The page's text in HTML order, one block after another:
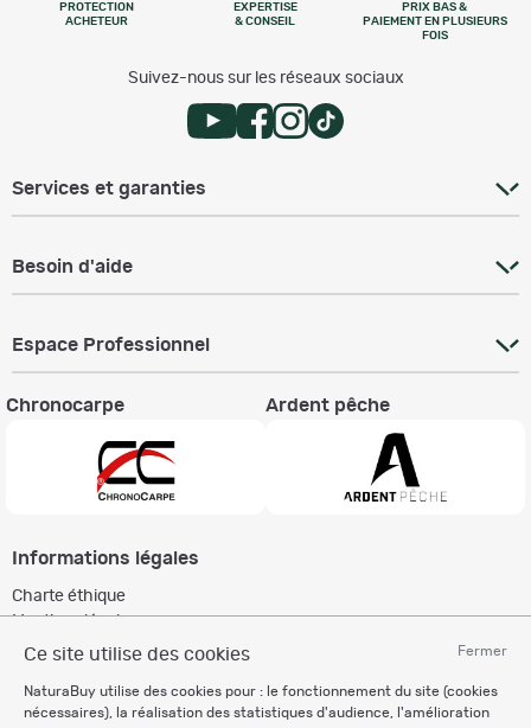
Fermer
Ce site utilise des cookies
NaturaBuy utilise des cookies pour : le fonctionnement du site (cookies
nécessaires), la réalisation des statistiques d'audience, l'amélioration
PROTECTION
ACHETEUR
EXPERTISE
& CONSEIL
PRIX BAS &
PAIEMENT EN PLUSIEURS
FOIS
Suivez-nous sur les réseaux sociaux
Services et garanties
Besoin d'aide
Espace Professionnel
Chronocarpe Ardent pêche
Informations légales
Charte éthique
Mentions légales
Règlement & Conditions d'utilisation
des données personnelles
Personnalisation des cookies